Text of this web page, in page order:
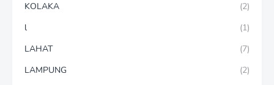
KOLAKA
(2)
l
(1)
LAHAT
(7)
LAMPUNG
(2)